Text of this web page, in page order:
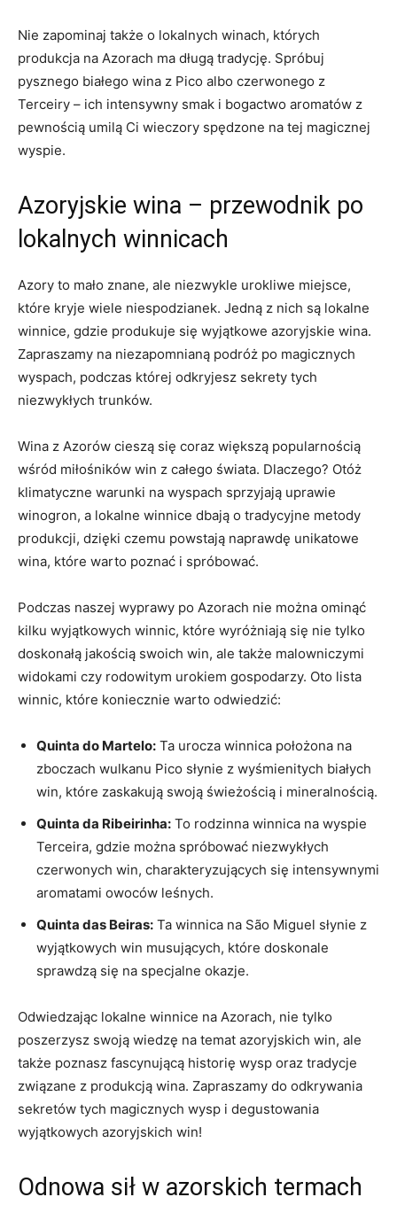
Nie zapominaj także o lokalnych winach, których
produkcja na Azorach ma długą tradycję. Spróbuj
pysznego białego wina z Pico albo czerwonego z
Terceiry – ich intensywny smak i bogactwo aromatów z
pewnością umilą Ci wieczory spędzone na tej magicznej
wyspie.
Azoryjskie wina – przewodnik po
lokalnych winnicach
Azory to mało znane, ale niezwykle urokliwe miejsce,
które kryje wiele niespodzianek. Jedną z nich są lokalne
winnice, gdzie produkuje się wyjątkowe azoryjskie wina.
Zapraszamy na niezapomnianą podróż po magicznych
wyspach, podczas której odkryjesz sekrety tych
niezwykłych trunków.
Wina z Azorów cieszą się coraz większą popularnością
wśród miłośników win z całego świata. Dlaczego? Otóż
klimatyczne warunki na wyspach sprzyjają uprawie
winogron, a lokalne winnice dbają o tradycyjne metody
produkcji, dzięki czemu powstają naprawdę unikatowe
wina, które warto poznać i spróbować.
Podczas naszej wyprawy po Azorach nie można ominąć
kilku wyjątkowych winnic, które wyróżniają się nie tylko
doskonałą jakością swoich win, ale także malowniczymi
widokami czy rodowitym urokiem gospodarzy. Oto lista
winnic, które koniecznie warto odwiedzić:
Quinta do Martelo: Ta urocza winnica położona na
zboczach wulkanu Pico słynie z wyśmienitych białych
win, które zaskakują swoją świeżością i mineralnością.
Quinta da Ribeirinha: To rodzinna winnica na wyspie
Terceira, gdzie można spróbować niezwykłych
czerwonych win, charakteryzujących się intensywnymi
aromatami owoców leśnych.
Quinta das Beiras: Ta winnica na São Miguel słynie z
wyjątkowych win musujących, które doskonale
sprawdzą się na specjalne okazje.
Odwiedzając lokalne winnice na Azorach, nie tylko
poszerzysz swoją wiedzę na temat azoryjskich win, ale
także poznasz fascynującą historię wysp oraz tradycje
związane z produkcją wina. Zapraszamy do odkrywania
sekretów tych magicznych wysp i degustowania
wyjątkowych azoryjskich win!
Odnowa sił w azorskich termach